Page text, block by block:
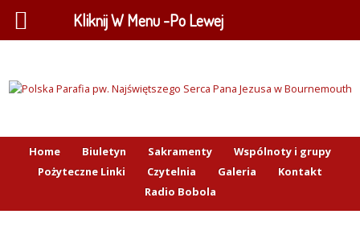
Home Biuletyn Sakramenty
Wspólnoty i grupy
Pożyteczne Linki
Czytelnia Galeria
Kontakt
Radio Bobola
Kliknij W Menu -Po Lewej